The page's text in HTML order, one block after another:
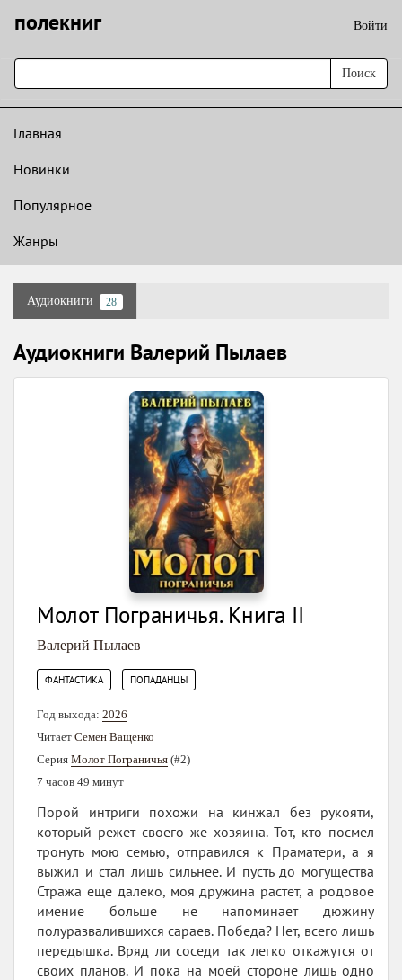
полекниг Войти
Поиск
Главная
Новинки
Популярное
Жанры
Аудиокниги 28
Аудиокниги Валерий Пылаев
Молот Пограничья. Книга II
Валерий Пылаев
ФАНТАСТИКА ПОПАДАНЦЫ
Год выхода: 2026
Читает Семен Ващенко
Серия Молот Пограничья (#2)
7 часов 49 минут
Порой интриги похожи на кинжал без рукояти,
который режет своего же хозяина. Тот, кто посмел
тронуть мою семью, отправился к Праматери, а я
выжил и стал лишь сильнее. И пусть до могущества
Стража еще далеко, моя дружина растет, а родовое
имение больше не напоминает дюжину
полуразвалившихся сараев. Победа? Нет, всего лишь
передышка. Вряд ли соседи так легко откажутся от
своих планов. И пока на моей стороне лишь одно